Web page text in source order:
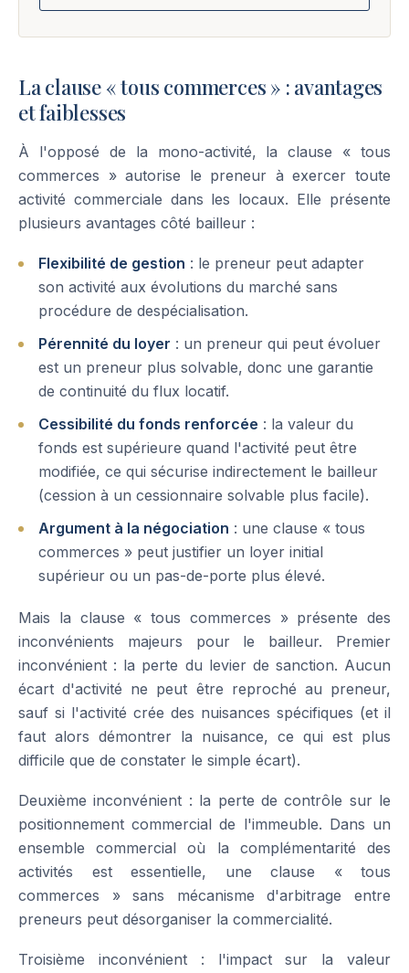
La clause « tous commerces » : avantages
et faiblesses
À l'opposé de la mono-activité, la clause « tous
commerces » autorise le preneur à exercer toute
activité commerciale dans les locaux. Elle présente
plusieurs avantages côté bailleur :
Flexibilité de gestion : le preneur peut adapter
son activité aux évolutions du marché sans
procédure de despécialisation.
Pérennité du loyer : un preneur qui peut évoluer
est un preneur plus solvable, donc une garantie
de continuité du flux locatif.
Cessibilité du fonds renforcée : la valeur du
fonds est supérieure quand l'activité peut être
modifiée, ce qui sécurise indirectement le bailleur
(cession à un cessionnaire solvable plus facile).
Argument à la négociation : une clause « tous
commerces » peut justifier un loyer initial
supérieur ou un pas-de-porte plus élevé.
Mais la clause « tous commerces » présente des
inconvénients majeurs pour le bailleur. Premier
inconvénient : la perte du levier de sanction. Aucun
écart d'activité ne peut être reproché au preneur,
sauf si l'activité crée des nuisances spécifiques (et il
faut alors démontrer la nuisance, ce qui est plus
difficile que de constater le simple écart).
Deuxième inconvénient : la perte de contrôle sur le
positionnement commercial de l'immeuble. Dans un
ensemble commercial où la complémentarité des
activités est essentielle, une clause « tous
commerces » sans mécanisme d'arbitrage entre
preneurs peut désorganiser la commercialité.
Troisième inconvénient : l'impact sur la valeur